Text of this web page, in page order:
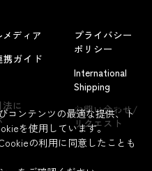
よくあるお問い合わせ
ディア
携ガイド
に
プライバシー
ポリシー
International
Shipping
お問い合わせ/
リクエスト
コンテンツの最適な提供、ト
を使用しています。
の利用に同意したことも